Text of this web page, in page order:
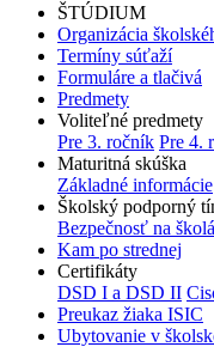
ŠTÚDIUM
Organizácia
Termíny súťaží
Formuláre a tlačivá
Predmety
Voliteľné predmety
Pre 3. ročník Pre 4.
Maturitná skúška
Základné informácie
Školský podporný
Bezpečnosť na
Kam po strednej
Certifikáty
DSD I a DSD II
Preukaz žiaka ISIC
Ubytovanie v